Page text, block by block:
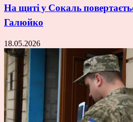
На щиті у Сокаль
Галюйко
18.05.2026